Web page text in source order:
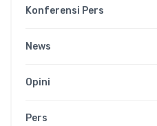
Konferensi Pers
News
Opini
Pers